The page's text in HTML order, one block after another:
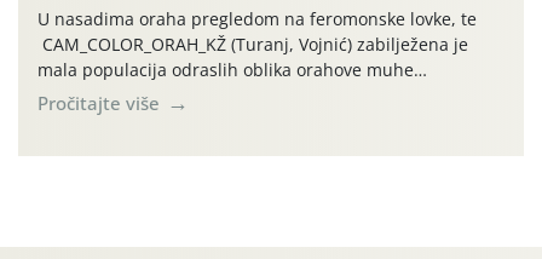
U nasadima oraha pregledom na feromonske lovke, te
CAM_COLOR_ORAH_KŽ (Turanj, Vojnić) zabilježena je
mala populacija odraslih oblika orahove muhe
(Rhagoletis completa). Niska brojnost može se objasniti
činjenicom da je riječ o mladim nasadima s vrlo malim
Pročitajte više